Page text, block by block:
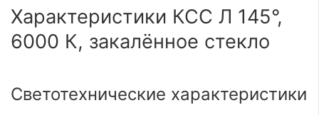
Характеристики КСС Л 145°,
6000 К, закалённое стекло
Светотехнические характеристики